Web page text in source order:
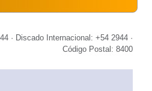
· Discado Internacional: +54 2944 ·
Código Postal: 8400